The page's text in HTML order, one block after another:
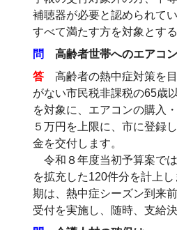
補聴器が必要と認められて
すべて満たす方を対象とする
問
高齢者世帯へのエアコン
答 高齢者の熱中症対策を
がない市民税非課税の65歳
を対象に、エアコンの購入
５万円を上限に、市に登録
金を交付します。
令和８年度当初予算案で
を拡充した120件分を計上
期は、熱中症シーズン到来
受付を実施し、随時、支給